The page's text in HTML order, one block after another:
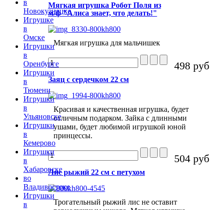
Мягкая игрушка Робот Поля из
м/ф "Алиса знает, что делать!"
Мягкая игрушка для мальчишек
498 руб
Заяц с сердечком 22 см
Красивая и качественная игрушка, будет
отличным подарком. Зайка с длинными
ушами, будет любимой игрушкой юной
принцессы.
504 руб
Лис рыжий 22 см с петухом
Трогательный рыжий лис не оставит
в
Новокузнецке
Игрушке
в
Омске
Игрушки
в
Оренбурге
Игрушки
в
Тюмени
Игрушки
в
Ульяновске
Игрушки
в
Кемерово
Игрушки
в
Хабаровске
во
Владивостоке
Игрушки
в